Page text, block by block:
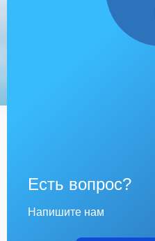
Есть вопрос?
Напишите нам